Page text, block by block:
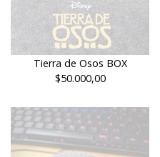
Tierra de Osos BOX
$50.000,00